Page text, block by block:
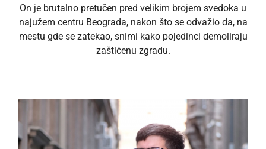
On je brutalno pretučen pred velikim brojem svedoka u
najužem centru Beograda, nakon što se odvažio da, na
mestu gde se zatekao, snimi kako pojedinci demoliraju
zaštićenu zgradu.